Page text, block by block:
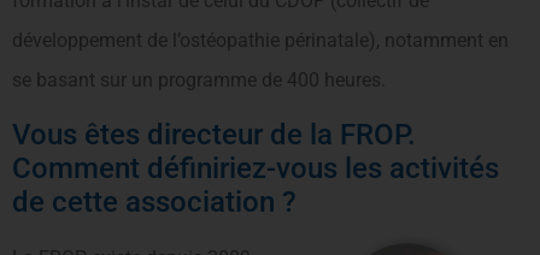
développement de l’ostéopathie périnatale), notamment en
se basant sur un programme de 400 heures.
Vous êtes directeur de la FROP.
Comment définiriez-vous les activités
de cette association ?